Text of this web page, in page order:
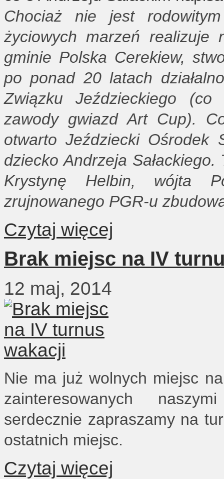
Chociaż nie jest
życiowych marzeń realizuje
gminie Polska Cerekiew,
po ponad 20 latach
Związku Jeździeckiego
zawody gwiazd Art Cup).
otwarto Jeździecki Ośrodek
dziecko Andrzeja Sałackiego.
Krystynę Helbin, wójta
zrujnowanego PGR-u
Czytaj więcej
Brak miejsc na IV
12 maj, 2014
Nie ma już wolnych miejsc
zainteresowanych
serdecznie zapraszamy na
ostatnich miejsc.
Czytaj więcej